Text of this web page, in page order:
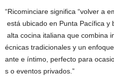
“Ricominciare significa “volver a
está ubicado en Punta Pacífica y
alta cocina italiana que combina
écnicas tradicionales y un
ante e íntimo, perfecto para
s o eventos privados.”